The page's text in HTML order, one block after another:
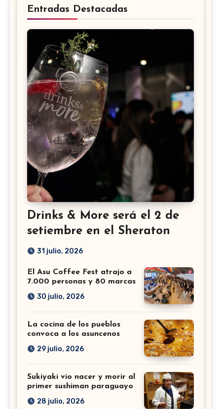
Entradas Destacadas
Drinks & More será el 2 de
setiembre en el Sheraton
31 julio, 2026
El Asu Coffee Fest atrajo a
7.000 personas y 80 marcas
30 julio, 2026
La cocina de los pueblos
convoca a los asuncenos
29 julio, 2026
Sukiyaki vio nacer y morir al
primer sushiman paraguayo
28 julio, 2026